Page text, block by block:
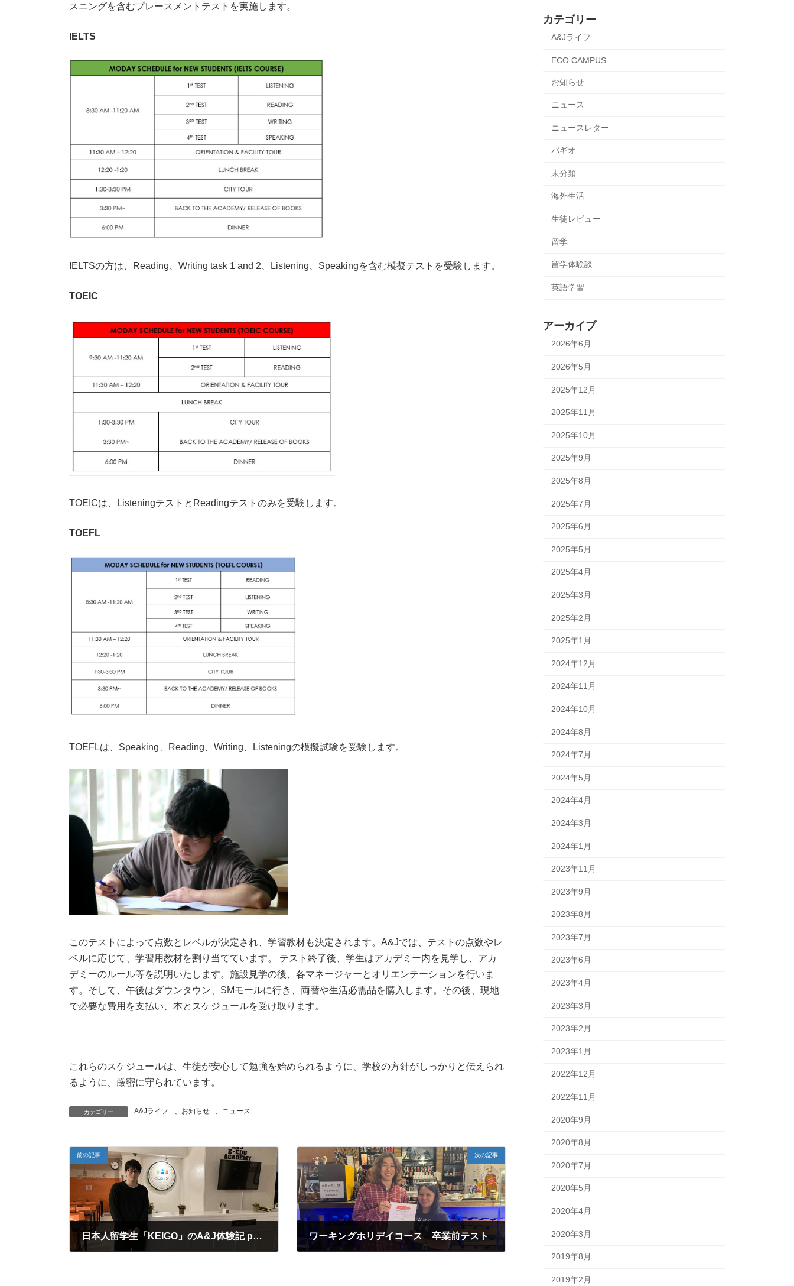
スニングを含むプレースメントテストを実施します。
IELTS
IELTSの方は、Reading、Writing task 1 and 2、Listening、Speakingを含む模擬テストを受験します。
TOEIC
TOEICは、ListeningテストとReadingテストのみを受験します。
TOEFL
TOEFLは、Speaking、Reading、Writing、Listeningの模擬試験を受験します。
このテストによって点数とレベルが決定され、学習教材も決定されます。A&Jでは、テストの点数やレ
ベルに応じて、学習用教材を割り当てています。 テスト終了後、学生はアカデミー内を見学し、アカ
デミーのルール等を説明いたします。施設見学の後、各マネージャーとオリエンテーションを行いま
す。そして、午後はダウンタウン、SMモールに行き、両替や生活必需品を購入します。その後、現地
で必要な費用を支払い、本とスケジュールを受け取ります。
これらのスケジュールは、生徒が安心して勉強を始められるように、学校の方針がしっかりと伝えられ
るように、厳密に守られています。
カテゴリー A&Jライフ 、 お知らせ 、 ニュース
前の記事
日本人留学生「KEIGO」のA&J体験記 part3
次の記事
ワーキングホリデイコース 卒業前テスト
カテゴリー
A&Jライフ
ECO CAMPUS
お知らせ
ニュース
ニュースレター
バギオ
未分類
海外生活
生徒レビュー
留学
留学体験談
英語学習
アーカイブ
2026年6月
2026年5月
2025年12月
2025年11月
2025年10月
2025年9月
2025年8月
2025年7月
2025年6月
2025年5月
2025年4月
2025年3月
2025年2月
2025年1月
2024年12月
2024年11月
2024年10月
2024年8月
2024年7月
2024年5月
2024年4月
2024年3月
2024年1月
2023年11月
2023年9月
2023年8月
2023年7月
2023年6月
2023年4月
2023年3月
2023年2月
2023年1月
2022年12月
2022年11月
2020年9月
2020年8月
2020年7月
2020年5月
2020年4月
2020年3月
2019年8月
2019年2月